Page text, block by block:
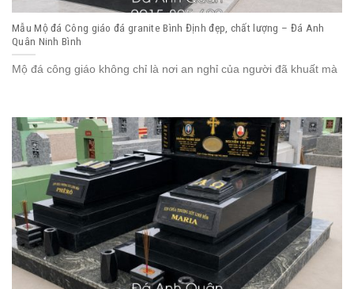
Mẫu Mộ đá Công giáo đá granite Bình Định đẹp, chất lượng – Đá Anh
Quân Ninh Bình
Mộ đá công giáo không chỉ là nơi an nghỉ của người đã khuất mà